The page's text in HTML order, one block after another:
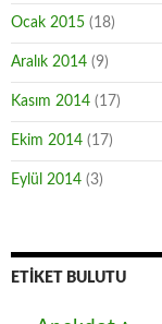
Ocak 2015 (18)
Aralık 2014 (9)
Kasım 2014 (17)
Ekim 2014 (17)
Eylül 2014 (3)
ETIKET BULUTU